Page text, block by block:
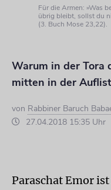
Für die Armen: »Was
übrig bleibt, sollst du
(3. Buch Mose 23,22).
Warum in der Tora
mitten in der
von Rabbiner Baruch
27.04.2018 15:35 Uhr
Paraschat Emor